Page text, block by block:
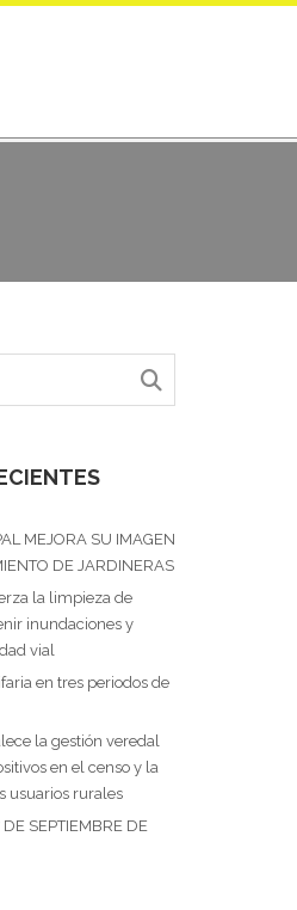
MEJORA SU IMAGEN
DE JARDINERAS
la limpieza de
inundaciones y
vial
en tres periodos de
la gestión veredal
en el censo y la
usuarios rurales
SEPTIEMBRE DE